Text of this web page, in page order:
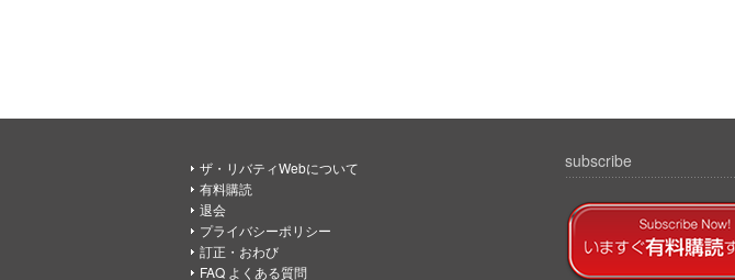
ザ・リバティWebについて
有料購読
退会
プライバシーポリシー
訂正・おわび
FAQ よくある質問
subscribe